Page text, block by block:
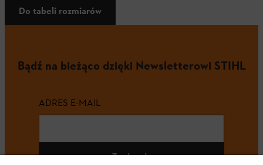
Do tabeli rozmiarów
Bądź na bieżąco dzięki Newsletterowi STIHL
ADRES E-MAIL
Zapisz się